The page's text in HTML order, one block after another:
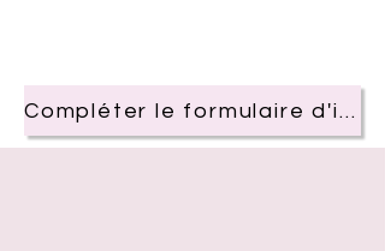
Compléter le formulaire d'inscription